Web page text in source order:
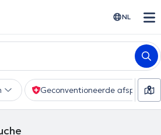
NL
Geconventioneerde afspraak